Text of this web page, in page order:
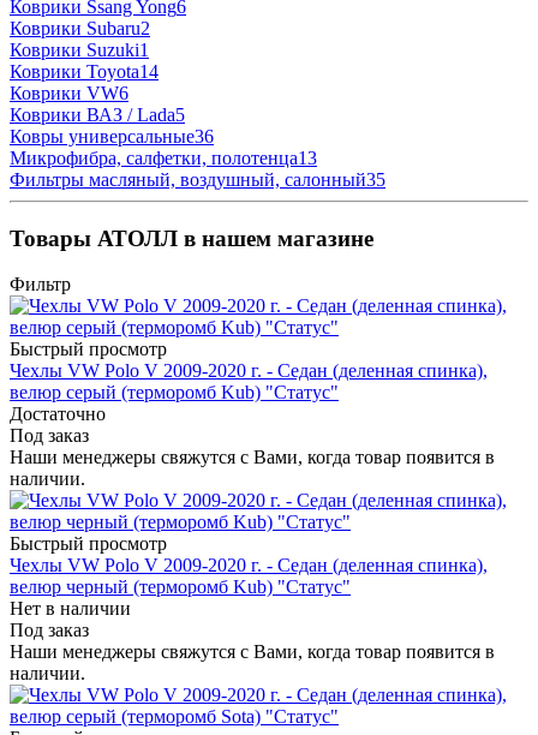
Коврики Ssang Yong6
Коврики Subaru2
Коврики Suzuki1
Коврики Toyota14
Коврики VW6
Коврики ВАЗ / Lada5
Ковры универсальные36
Микрофибра, салфетки, полотенца13
Фильтры масляный, воздушный, салонный35
Товары АТОЛЛ в нашем магазине
Фильтр
Быстрый просмотр
Чехлы VW Polo V 2009-2020 г. - Седан (деленная спинка),
велюр серый (терморомб Kub) "Статус"
Достаточно
Под заказ
Наши менеджеры свяжутся с Вами, когда товар появится в
наличии.
Быстрый просмотр
Чехлы VW Polo V 2009-2020 г. - Седан (деленная спинка),
велюр черный (терморомб Kub) "Статус"
Нет в наличии
Под заказ
Наши менеджеры свяжутся с Вами, когда товар появится в
наличии.